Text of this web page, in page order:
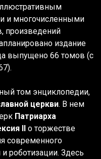
и многочисленными
произведений
издание
выпущено 66 томов (с
том энциклопедии,
церкви. В нем
Патриарха
II о торжестве
современного
роботизации. Здесь